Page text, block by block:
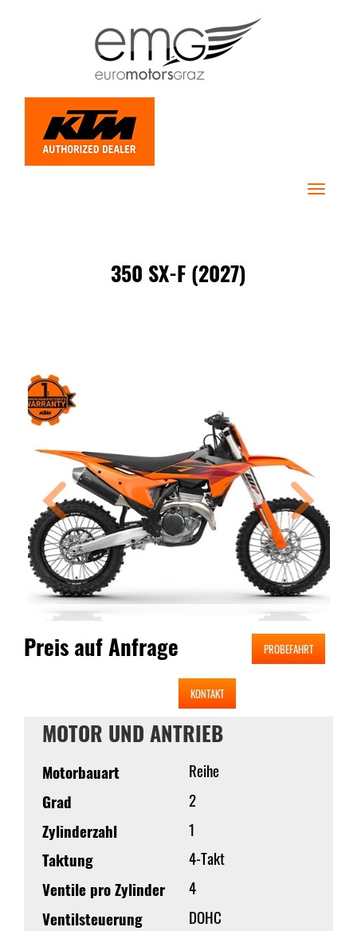
Toggle
350 SX-F (2027)
Preis auf Anfrage PROBEFAHRT
KONTAKT
MOTOR UND ANTRIEB
Motorbauart
Reihe
Grad
2
Zylinderzahl
1
Taktung
4-Takt
Ventile pro Zylinder
4
Ventilsteuerung
DOHC